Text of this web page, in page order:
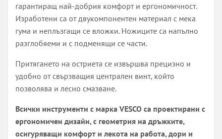
гарантиращ най-добрия комфорт и ергономичност.
Изработени са от двукомпонентен материал с мека
гума и неплъзгащи се вложки. Ножиците са напълно
разглобяеми и с подменящи се части.
Притягането на остриета се извършва прецизно и
удобно от свързващия централен винт, който
позволява и лесно смазване.
Всички инструменти с марка VESCO са проектирани с
ергономичен дизайн, с геометрия на дръжките,
осигуряващи комфорт и лекота на работа, дори и